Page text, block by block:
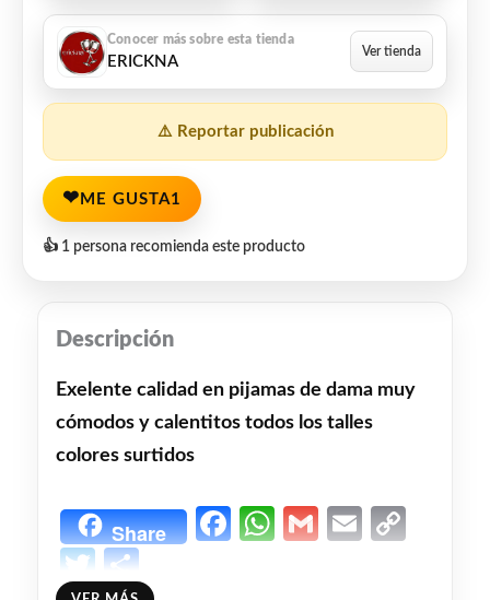
ERICKNA
⚠️ Reportar publicación
❤ ME GUSTA1
👍 1 persona recomienda este producto
Descripción
Exelente calidad en pijamas de dama muy
cómodos y calentitos todos los talles
colores surtidos
Share Facebook
WhatsApp
Gmail
Email
Twitter